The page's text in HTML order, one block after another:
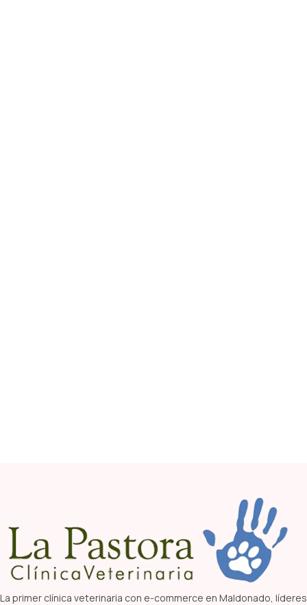
La primer clínica veterinaria con e-commerce en Maldonado, líderes